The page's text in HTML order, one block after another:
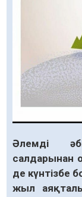
Әлемді
салдарынан
де күнтізбе
жыл